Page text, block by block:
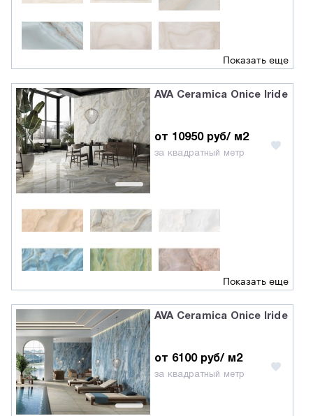
Показать еще
AVA Ceramica Onice Iride
от 10950 руб/ м2
за квадратный метр
Показать еще
AVA Ceramica Onice Iride
от 6100 руб/ м2
за квадратный метр